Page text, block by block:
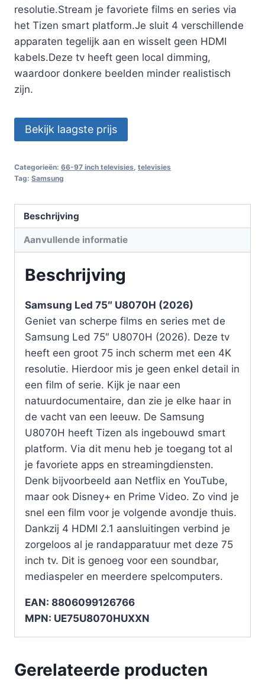
resolutie.Stream je favoriete films en series via
het Tizen smart platform.Je sluit 4 verschillende
apparaten tegelijk aan en wisselt geen HDMI
kabels.Deze tv heeft geen local dimming,
waardoor donkere beelden minder realistisch
zijn.
Bekijk laagste prijs
Categorieën: 66-97 inch televisies televisies
Tag: Samsung
Beschrijving
Aanvullende informatie
Beschrijving
Samsung Led 75″ U8070H (2026)
Geniet van scherpe films en series met de
Samsung Led 75″ U8070H (2026). Deze tv
heeft een groot 75 inch scherm met een 4K
resolutie. Hierdoor mis je geen enkel detail in
een film of serie. Kijk je naar een
natuurdocumentaire, dan zie je elke haar in
de vacht van een leeuw. De Samsung
U8070H heeft Tizen als ingebouwd smart
platform. Via dit menu heb je toegang tot al
je favoriete apps en streamingdiensten.
Denk bijvoorbeeld aan Netflix en YouTube,
maar ook Disney+ en Prime Video. Zo vind je
snel een film voor je volgende avondje thuis.
Dankzij 4 HDMI 2.1 aansluitingen verbind je
zorgeloos al je randapparatuur met deze 75
inch tv. Dit is genoeg voor een soundbar,
mediaspeler en meerdere spelcomputers.
EAN: 8806099126766
MPN: UE75U8070HUXXN
Gerelateerde producten